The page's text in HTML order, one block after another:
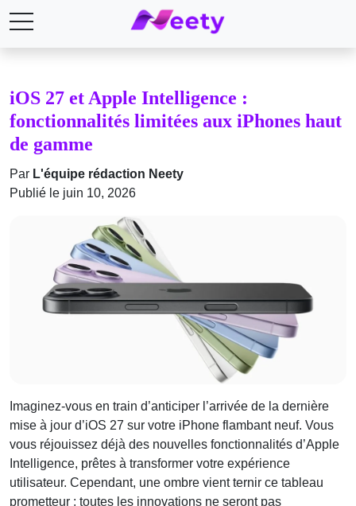
iOS 27 et Apple Intelligence :
fonctionnalités limitées aux iPhones haut
de gamme
Par L'équipe rédaction Neety
Publié le juin 10, 2026
Imaginez-vous en train d’anticiper l’arrivée de la dernière
mise à jour d’iOS 27 sur votre iPhone flambant neuf. Vous
vous réjouissez déjà des nouvelles fonctionnalités d’Apple
Intelligence, prêtes à transformer votre expérience
utilisateur. Cependant, une ombre vient ternir ce tableau
prometteur : toutes les innovations ne seront pas